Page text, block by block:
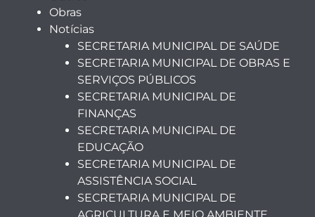
Obras
Notícias
SECRETARIA MUNICIPAL DE SAÚDE
SECRETARIA MUNICIPAL DE OBRAS E
SERVIÇOS PÚBLICOS
SECRETARIA MUNICIPAL DE
FINANÇAS
SECRETARIA MUNICIPAL DE
EDUCAÇÃO
SECRETARIA MUNICIPAL DE
ASSISTÊNCIA SOCIAL
SECRETARIA MUNICIPAL DE